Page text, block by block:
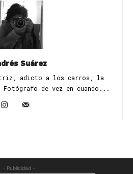
Suárez
adicto a los carros, la
de vez en cuando...
- Publicidad -